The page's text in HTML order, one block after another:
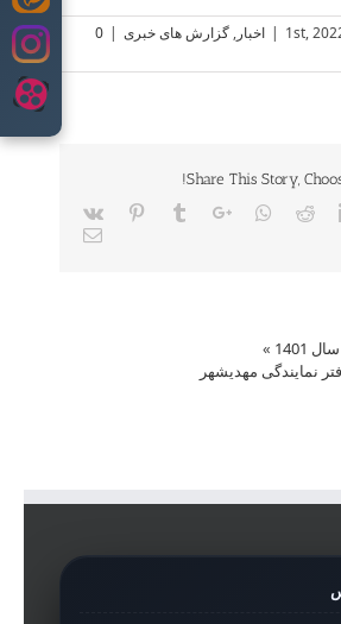
to
content
| اخبار, گزارش های خبری |
0
Share This Story,
LinkedIn
Reddit
Whatsapp
Google+
Tumblr
Pinterest
Vk
Email
»
نمایندگی مهدیشهر